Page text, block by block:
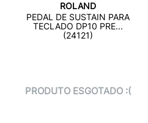
ROLAND
PEDAL DE SUSTAIN PARA
TECLADO DP10 PRE...
(24121)
PRODUTO ESGOTADO :(